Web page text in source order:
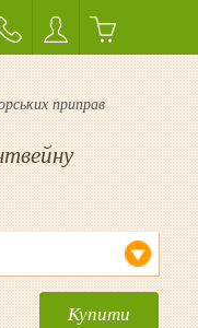
приправ
Купити